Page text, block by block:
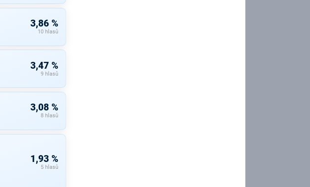
3,86 %
10 hlasů
3,47 %
9 hlasů
3,08 %
8 hlasů
1,93 %
5 hlasů